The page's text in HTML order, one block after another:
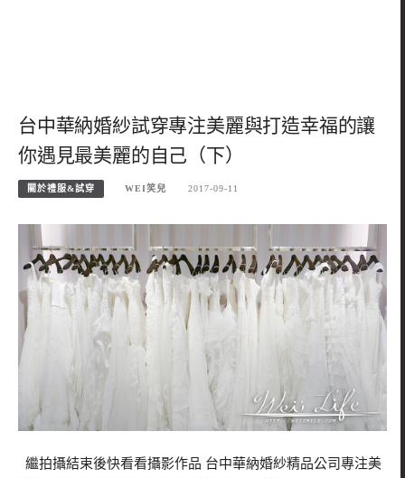
台中華納婚紗試穿專注美麗與打造幸福的讓
你遇見最美麗的自己（下）
關於禮服&試穿 WEI笑兒 2017-09-11
繼拍攝結束後快看看攝影作品 台中華納婚紗精品公司專注美